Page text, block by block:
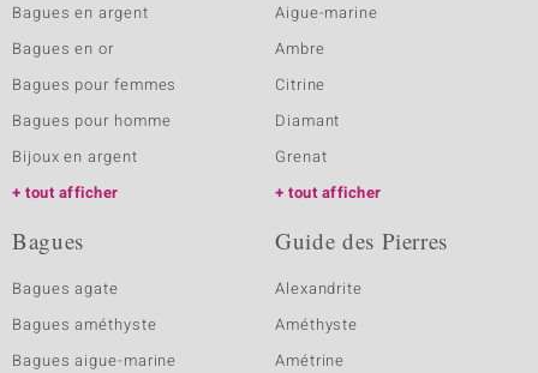
Bagues en argent
Bagues en or
Bagues pour femmes
Bagues pour homme
Bijoux en argent
tout afficher
Aigue-marine
Ambre
Citrine
Diamant
Grenat
tout afficher
Bagues
Bagues agate
Bagues améthyste
Bagues aigue-marine
Guide des Pierres
Alexandrite
Améthyste
Amétrine